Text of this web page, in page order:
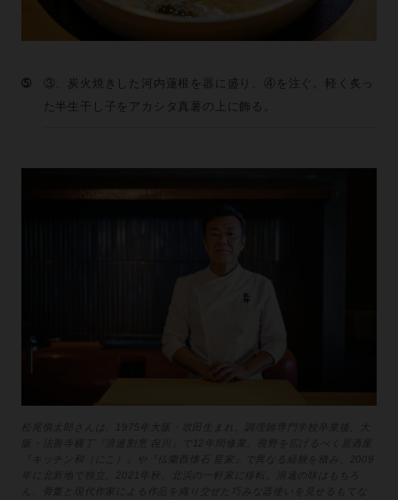
➄
③、炭火焼きした河内蓮根を器に盛り、④を注ぐ。軽く炙っ
た半生干し子をアカシタ真薯の上に飾る。